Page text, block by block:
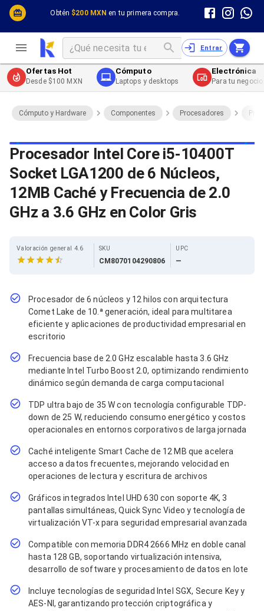
Obtén $200 MXN en tu primera compra.
Cómputo y Hardware
Desktop y Portátiles
Impresión y Consumibles
Celulares y Telefonía
Energía
Entrar
Cómputo y Hardware
Cables
Cables PC
Cables PC USB
Cables PC Serial
Cables PC SATA / eSATA
Cables PC SAS
Cables PC VGA / HD15
Cables de Audio / Video HDMI
Cables de Audio / Video VGA
Cables de Audio / Video RCA
Cables de Audio / Video Toslink
Cables de Energía
Cables de Poder (Interno)
Cables de Poder (Externo)
Cables Fibra Óptica
Cables SFP+
Jacks de Red
Conectores
Tapas y Cajas
Herramientas para Cables
Probadores de Cable
Cortadoras de Cable
Protectores para Cables
Bobinas
Cableado Estructurado
Sujetadores de Cables
Cinchos
Adaptadores
Adaptadores PC
Adaptadores PC USB
Adaptadores PC Serial
Adaptadores PC SATA
Adaptadores PC IDE
Adaptadores PC Teclado
Bluetooth
Adaptadores Video
Adaptadores Video DisplayPort
Divisores de Video
Adaptadores Video HDMI
Extensores y Receptores de Vídeo
Adaptadores Video DVI
Ofertas Hot
Desde $100 MXN
Cómputo
Laptops y desktops
Electrónica
Para tu
Cómputo y Hardware Componentes Procesadores
Procesador Intel Core i5-10400T
Socket LGA1200 de 6 Núcleos,
12MB Caché y Frecuencia de 2.0
GHz a 3.6 GHz en Color Gris
Valoración general 4.6 SKU
CM8070104290806
UPC
—
Procesador de 6 núcleos y 12 hilos con arquitectura
Comet Lake de 10.ª generación, ideal para multitarea
eficiente y aplicaciones de productividad empresarial en
escritorio
Frecuencia base de 2.0 GHz escalable hasta 3.6 GHz
mediante Intel Turbo Boost 2.0, optimizando rendimiento
dinámico según demanda de carga computacional
TDP ultra bajo de 35 W con tecnología configurable TDP-
down de 25 W, reduciendo consumo energético y costos
operacionales en entornos corporativos de larga jornada
Caché inteligente Smart Cache de 12 MB que acelera
acceso a datos frecuentes, mejorando velocidad en
operaciones de lectura y escritura de archivos
Gráficos integrados Intel UHD 630 con soporte 4K, 3
pantallas simultáneas, Quick Sync Video y tecnología de
virtualización VT-x para seguridad empresarial avanzada
Compatible con memoria DDR4 2666 MHz en doble canal
hasta 128 GB, soportando virtualización intensiva,
desarrollo de software y procesamiento de datos en lote
Incluye tecnologías de seguridad Intel SGX, Secure Key y
AES-NI, garantizando protección criptográfica y